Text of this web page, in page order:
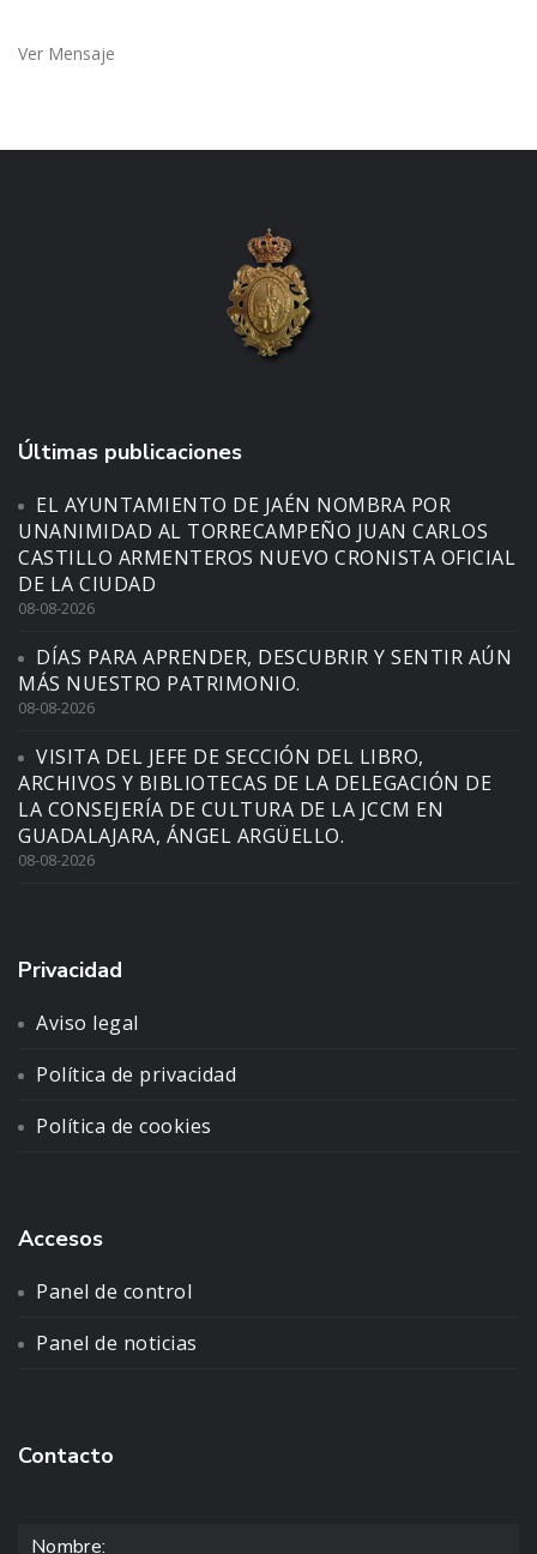
Ver Mensaje
Últimas publicaciones
EL AYUNTAMIENTO DE JAÉN NOMBRA POR
UNANIMIDAD AL TORRECAMPEÑO JUAN CARLOS
CASTILLO ARMENTEROS NUEVO CRONISTA OFICIAL
DE LA CIUDAD
08-08-2026
DÍAS PARA APRENDER, DESCUBRIR Y SENTIR AÚN
MÁS NUESTRO PATRIMONIO.
08-08-2026
VISITA DEL JEFE DE SECCIÓN DEL LIBRO,
ARCHIVOS Y BIBLIOTECAS DE LA DELEGACIÓN DE
LA CONSEJERÍA DE CULTURA DE LA JCCM EN
GUADALAJARA, ÁNGEL ARGÜELLO.
08-08-2026
Privacidad
Aviso legal
Política de privacidad
Política de cookies
Accesos
Panel de control
Panel de noticias
Contacto